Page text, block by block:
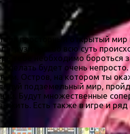
просторный открытый мир
во всю суть
тебе необходимо бороться
будет очень
Остров, на котором ты
подземельный мир,
Будут множественные
Есть также в игре и ряд